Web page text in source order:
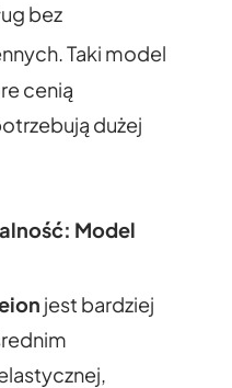
bez
Taki model
cenią
dużej
Model
jest bardziej